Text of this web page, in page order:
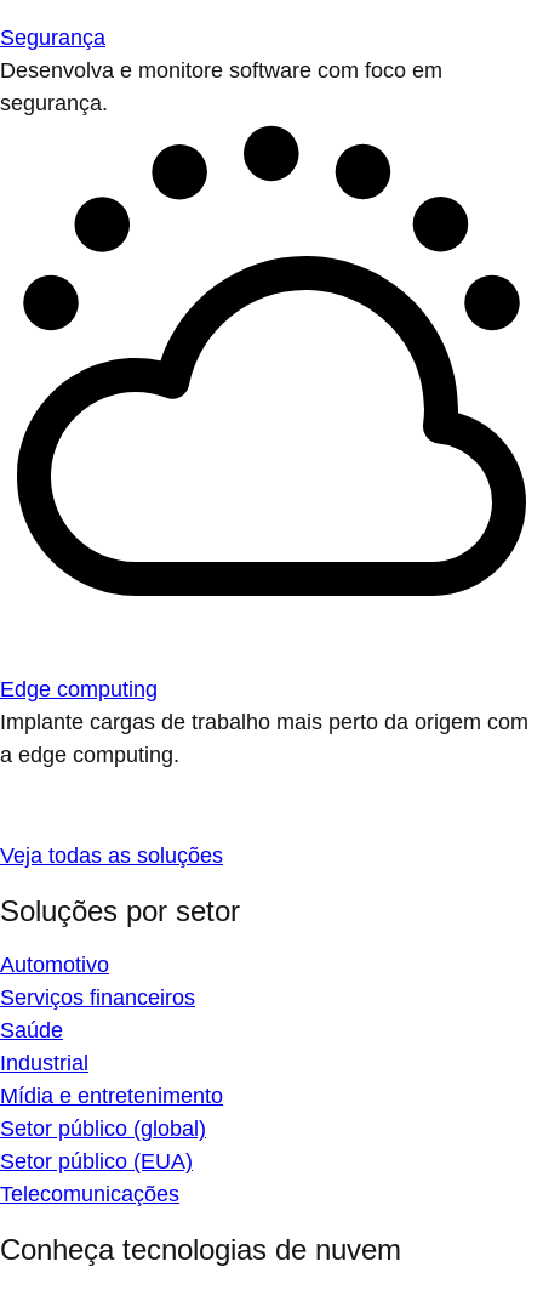
Segurança
Desenvolva e monitore software com foco em
segurança.
Edge computing
Implante cargas de trabalho mais perto da origem com
a edge computing.
Veja todas as soluções
Soluções por setor
Automotivo
Serviços financeiros
Saúde
Industrial
Mídia e entretenimento
Setor público (global)
Setor público (EUA)
Telecomunicações
Conheça tecnologias de nuvem